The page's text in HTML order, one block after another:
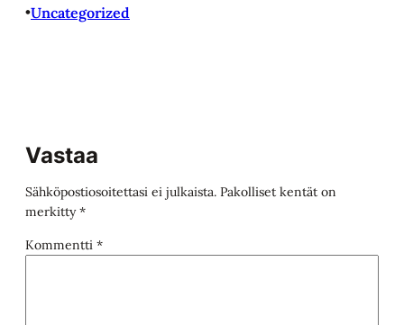
•Uncategorized
Vastaa
Sähköpostiosoitettasi ei julkaista. Pakolliset kentät on
merkitty*
Kommentti *